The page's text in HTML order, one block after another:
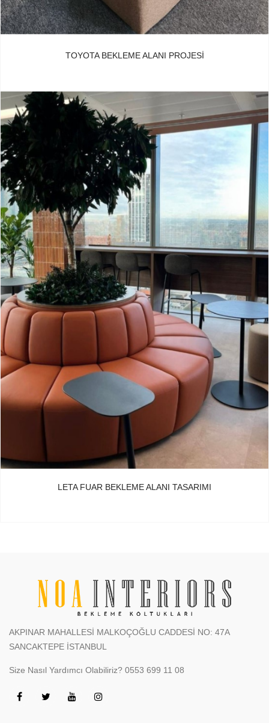
TOYOTA BEKLEME ALANI PROJESI
LETA FUAR BEKLEME ALANI TASARIMI
AKPINAR MAHALLESİ MALKOÇOĞLU CADDESİ NO: 47A
SANCAKTEPE İSTANBUL
Size Nasıl Yardımcı Olabiliriz? 0553 699 11 08